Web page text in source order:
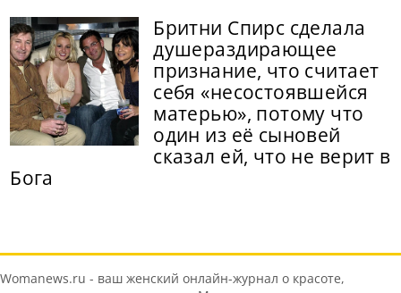
Бритни Спирс сделала
душераздирающее
признание, что считает
себя «несостоявшейся
матерью», потому что
один из её сыновей
сказал ей, что не верит в
Бога
Womanews.ru - ваш женский онлайн-журнал о красоте,